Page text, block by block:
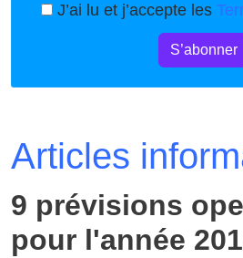
J’ai lu et j’accepte les
S’abonner
Articles
9 prévisions
pour l'année